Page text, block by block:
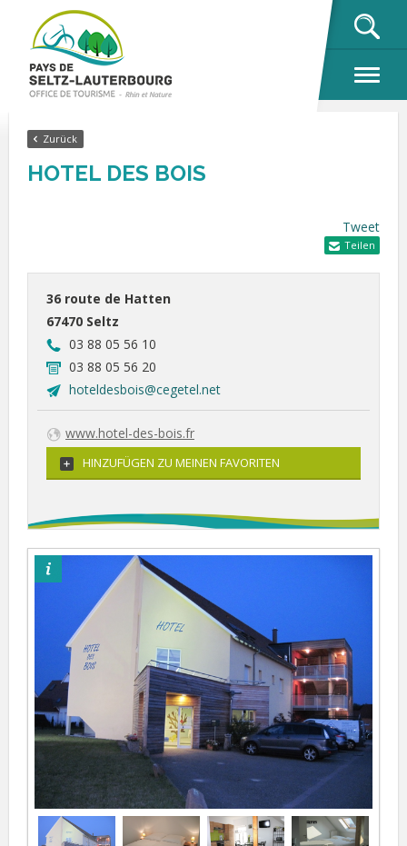
Zurück
HOTEL DES BOIS
Tweet
Teilen
36 route de Hatten
67470 Seltz
03 88 05 56 10
03 88 05 56 20
hoteldesbois@cegetel.net
www.hotel-des-bois.fr
HINZUFÜGEN ZU MEINEN FAVORITEN
©hoteldesbois